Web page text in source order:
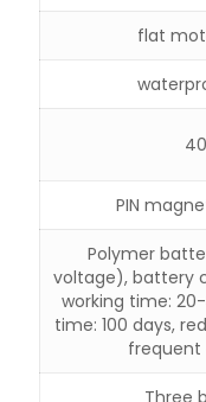
Polymer
voltage), battery
working time:
time: 100 days,
frequent
Three